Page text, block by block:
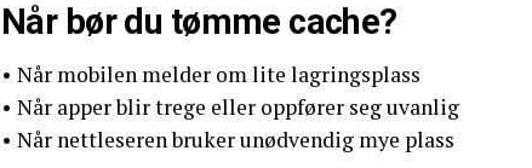
Når bør du tømme cache?
• Når mobilen melder om lite lagringsplass
• Når apper blir trege eller oppfører seg uvanlig
• Når nettleseren bruker unødvendig mye plass